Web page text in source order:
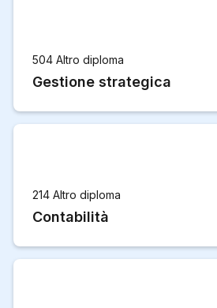
504 Altro diploma
Gestione strategica
214 Altro diploma
Contabilità